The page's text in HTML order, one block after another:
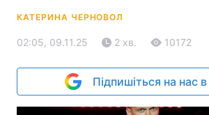
КАТЕРИНА ЧЕРНОВОЛ
02:05, 09.11.25 2 хв. 10172
Підпишіться на нас